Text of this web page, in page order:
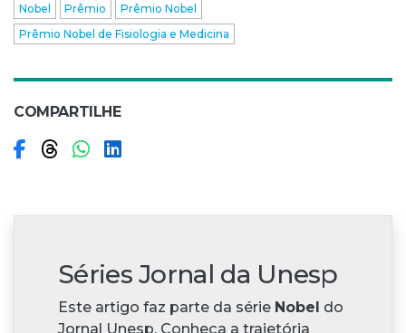
Nobel Prêmio
Prêmio Nobel
Prêmio Nobel de Fisiologia e Medicina
COMPARTILHE
Compartilhar no Facebook
Compartilhar no Threads
Compartilhar no WhatsApp
Compartilhar no LinkedIn
Séries Jornal da Unesp
Este artigo faz parte da série Nobel do
Jornal Unesp. Conheça a trajetória